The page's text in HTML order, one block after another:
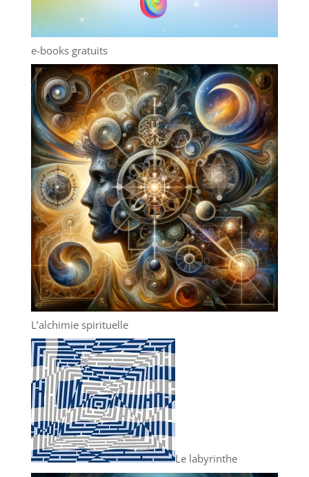
e-books gratuits
L’alchimie spirituelle
Le labyrinthe